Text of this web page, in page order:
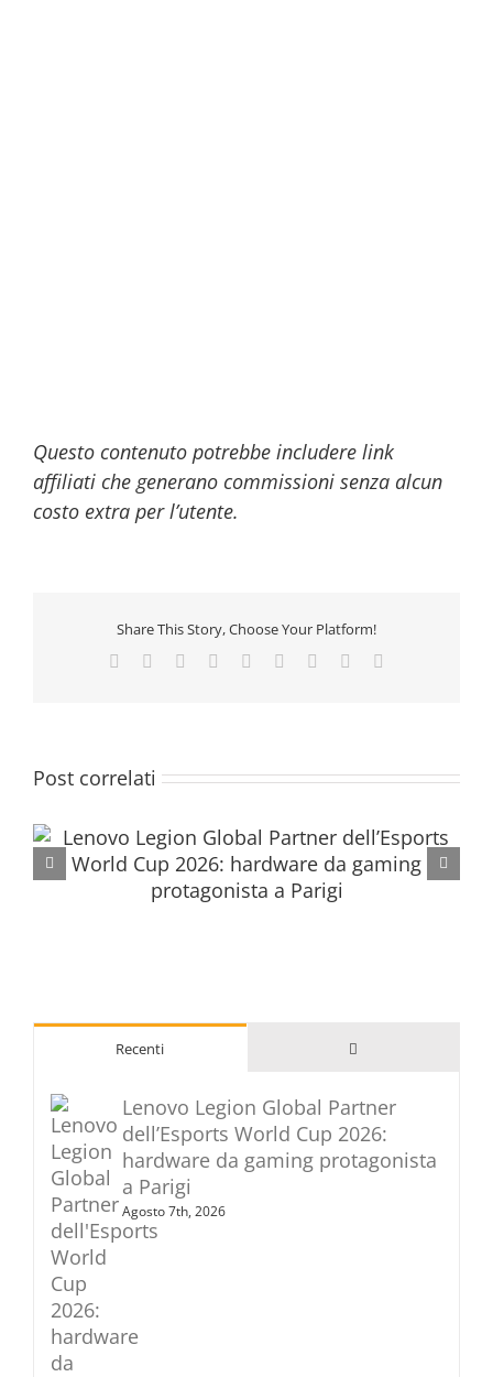
Questo contenuto potrebbe includere link
affiliati che generano commissioni senza alcun
costo extra per l’utente.
Share This Story, Choose Your Platform!
Facebook
TwitterReddit LinkedInWhatsApp
TumblrPinterest
Post correlati
Recenti Commenti
Lenovo Legion Global Partner
dell’Esports World Cup 2026:
hardware da gaming protagonista
a Parigi
Agosto 7th, 2026